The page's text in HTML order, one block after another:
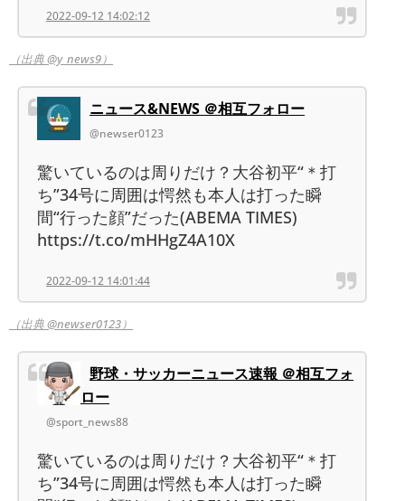
2022-09-12 14:02:12
（出典 @y_news9）
ニュース&NEWS ＠相互フォロー
@newser0123
驚いているのは周りだけ？大谷初平“＊打
ち”34号に周囲は愕然も本人は打った瞬
間“行った顔”だった(ABEMA TIMES)
https://t.co/mHHgZ4A10X
2022-09-12 14:01:44
（出典 @newser0123）
野球・サッカーニュース速報 ＠相互フォ
ロー
@sport_news88
驚いているのは周りだけ？大谷初平“＊打
ち”34号に周囲は愕然も本人は打った瞬